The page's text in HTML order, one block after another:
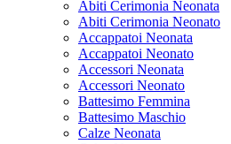
Abiti Cerimonia Neonata
Abiti Cerimonia Neonato
Accappatoi Neonata
Accappatoi Neonato
Accessori Neonata
Accessori Neonato
Battesimo Femmina
Battesimo Maschio
Calze Neonata